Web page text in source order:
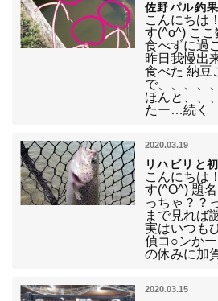
佐野パル釣
こんにちは
す(^o^) こ
食べずに過
昨日我慢出
食べた 納豆
で、、、、
ほんと、、
たー…続く
2020.03.19
リハビリと
こんにちは
す(^O^) 題
っちゃ？？
まで見れば
実はいつも
偵コ○ンか
の休みに加
2020.03.15